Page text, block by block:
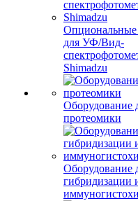
Опциональные
для УФ/Вид-
Shimadzu
Оборудование
протеомики
Оборудование
гибридизации